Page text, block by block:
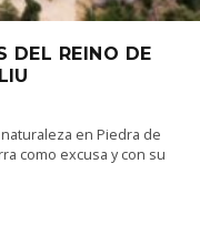
DEL REINO DE
en Piedra de
como excusa y con su